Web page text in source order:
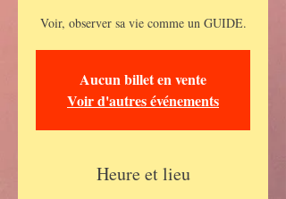
Voir, observer sa vie comme un GUIDE.
Aucun billet en vente
Voir d'autres événements
Heure et lieu